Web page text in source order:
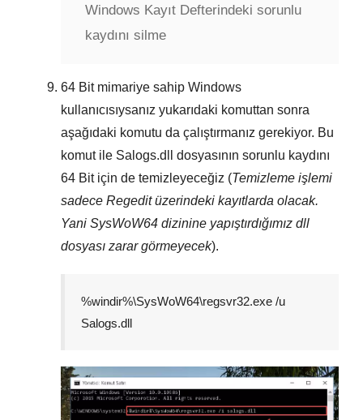
Windows Kayıt Defterindeki sorunlu
kaydını silme
64 Bitmimariye sahip Windows
kullanıcısıysanız yukarıdaki komuttan sonra
aşağıdaki komutu da çalıştırmanız gerekiyor. Bu
komut ile Salogs.dll
dosyasının sorunlu kaydını
64 Bitiçin de temizleyeceğiz (Temizleme işlemi
sadece Regeditüzerindeki kayıtlarda olacak.
Yani SysWoW64 dizinine yapıştırdığımız dll
dosyası zarar görmeyecek).
%windir%\SysWoW64\regsvr32.exe /u
Salogs.dll